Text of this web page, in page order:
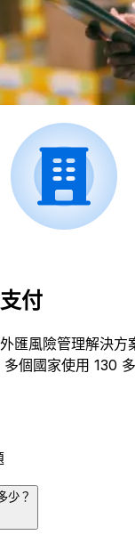
付
匯風險管理解決方
個國家使用 130
少？